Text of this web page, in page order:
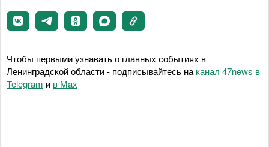
Чтобы первыми узнавать о главных событиях в
Ленинградской области - подписывайтесь на канал 47news в
Telegram и в Maх